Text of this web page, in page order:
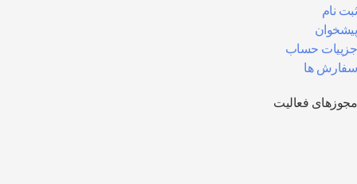
ثبت نام
پیشخوان
جزییات حساب
سفارش ها
مجوزهای فعالیت